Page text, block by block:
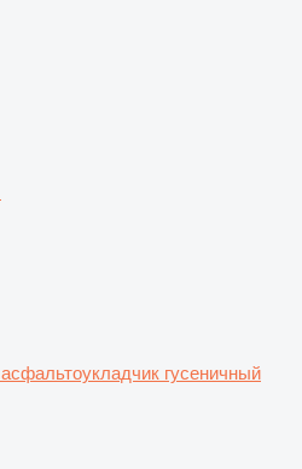
асфальтоукладчик гусеничный